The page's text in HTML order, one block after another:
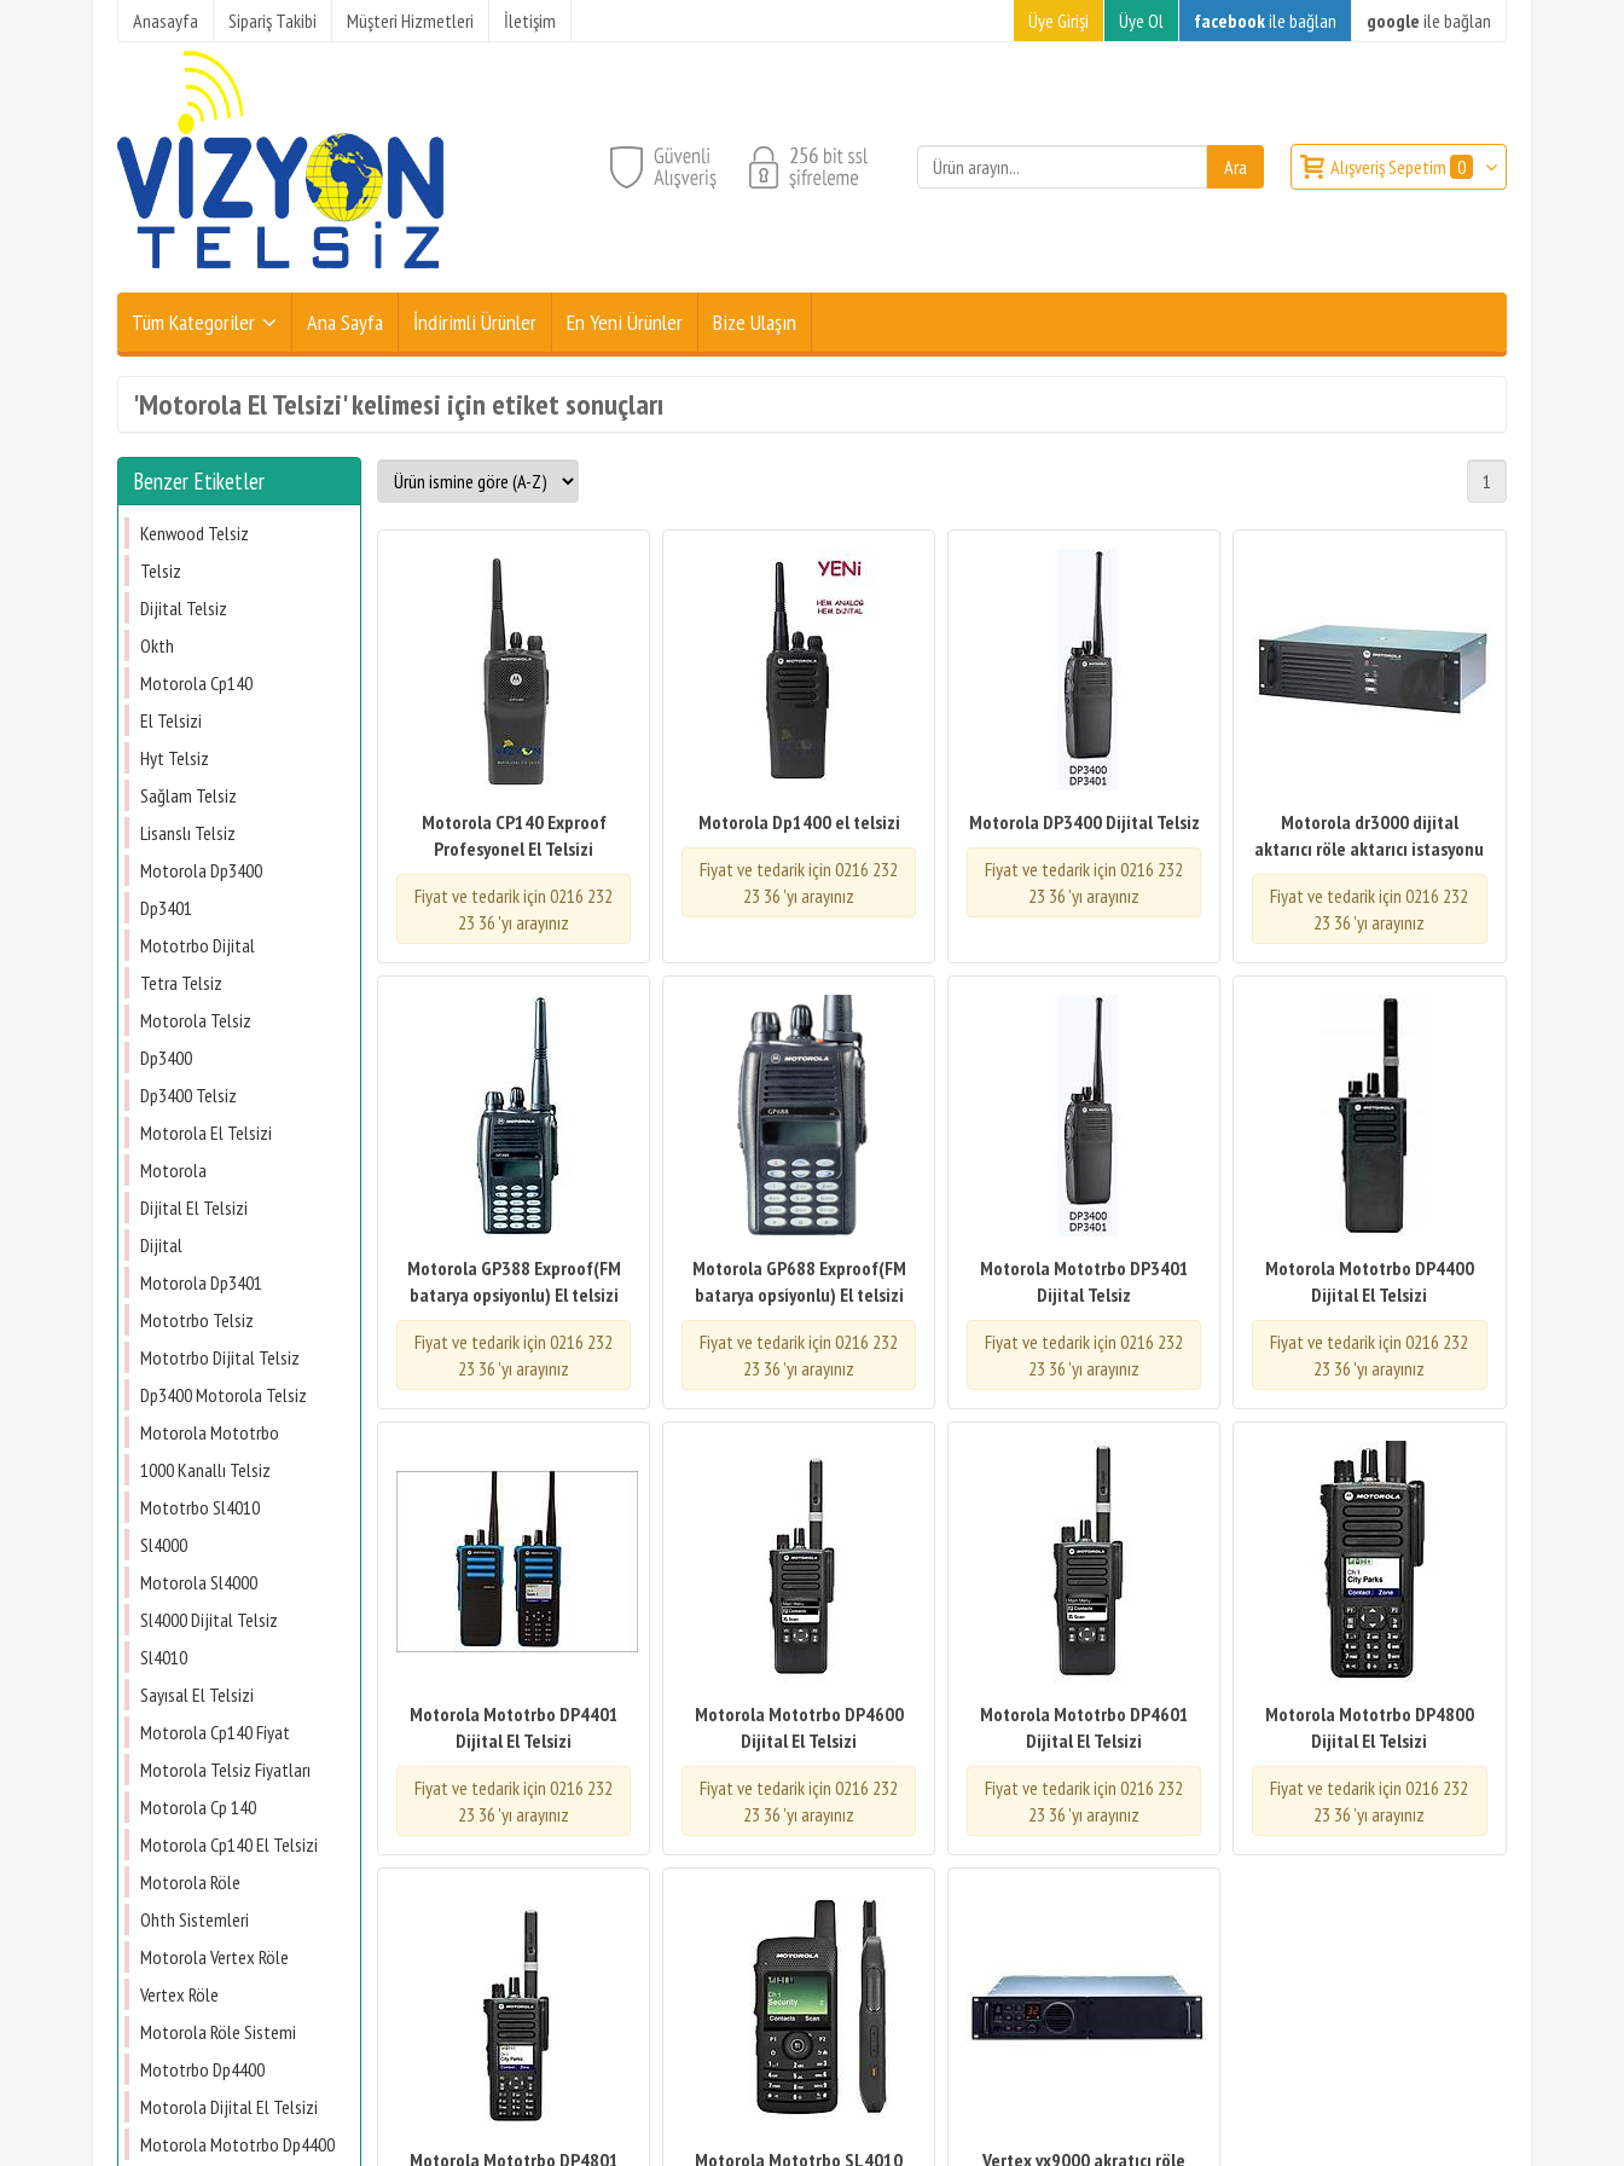
Anasayfa Sipariş Takibi Müşteri Hizmetleri İletişim Üye Girişi Üye Ol facebookile bağlan google ile bağlan
Alışveriş Sepetim 0
Tüm Kategoriler Ana Sayfa İndirimli Ürünler En Yeni Ürünler Bize Ulaşın
'Motorola El Telsizi' kelimesi için etiket sonuçları
Benzer Etiketler
Kenwood Telsiz
Telsiz
Dijital Telsiz
Okth
Motorola Cp140
El Telsizi
Hyt Telsiz
Sağlam Telsiz
Lisanslı Telsiz
Motorola Dp3400
Dp3401
Mototrbo Dijital
Tetra Telsiz
Motorola Telsiz
Dp3400
Dp3400 Telsiz
Motorola El Telsizi
Motorola
Dijital El Telsizi
Dijital
Motorola Dp3401
Mototrbo Telsiz
Mototrbo Dijital Telsiz
Dp3400 Motorola Telsiz
Motorola Mototrbo
1000 Kanallı Telsiz
Mototrbo Sl4010
Sl4000
Motorola Sl4000
Sl4000 Dijital Telsiz
Sl4010
Sayısal El Telsizi
Motorola Cp140 Fiyat
Motorola Telsiz Fiyatları
Motorola Cp 140
Motorola Cp140 El Telsizi
Motorola Röle
Ohth Sistemleri
Motorola Vertex Röle
Vertex Röle
Motorola Röle Sistemi
Mototrbo Dp4400
Motorola Dijital El Telsizi
Motorola Mototrbo Dp4400
1
Motorola CP140 Exproof
Profesyonel El Telsizi
Fiyat ve tedarik için 0216 232
23 36 'yı arayınız
Motorola Dp1400 el telsizi
Fiyat ve tedarik için 0216 232
23 36 'yı arayınız
Motorola DP3400 Dijital Telsiz
Fiyat ve tedarik için 0216 232
23 36 'yı arayınız
Motorola dr3000 dijital
aktarıcı röle aktarıcı istasyonu
Fiyat ve tedarik için 0216 232
23 36 'yı arayınız
Motorola GP388 Exproof(FM
batarya opsiyonlu) El telsizi
Fiyat ve tedarik için 0216 232
23 36 'yı arayınız
Motorola GP688 Exproof(FM
batarya opsiyonlu) El telsizi
Fiyat ve tedarik için 0216 232
23 36 'yı arayınız
Motorola Mototrbo DP3401
Dijital Telsiz
Fiyat ve tedarik için 0216 232
23 36 'yı arayınız
Motorola Mototrbo DP4400
Dijital El Telsizi
Fiyat ve tedarik için 0216 232
23 36 'yı arayınız
Motorola Mototrbo DP4401
Dijital El Telsizi
Fiyat ve tedarik için 0216 232
23 36 'yı arayınız
Motorola Mototrbo DP4600
Dijital El Telsizi
Fiyat ve tedarik için 0216 232
23 36 'yı arayınız
Motorola Mototrbo DP4601
Dijital El Telsizi
Fiyat ve tedarik için 0216 232
23 36 'yı arayınız
Motorola Mototrbo DP4800
Dijital El Telsizi
Fiyat ve tedarik için 0216 232
23 36 'yı arayınız
Motorola Mototrbo DP4801 Motorola Mototrbo SL4010 Vertex vx9000 akratıcı röle